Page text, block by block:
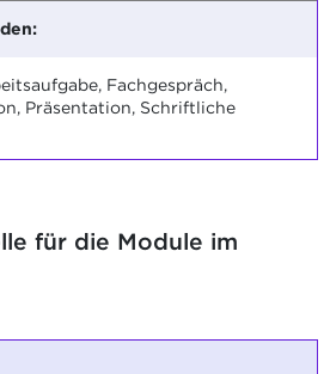
Fachgespräch,
Präsentation, Schriftliche
für die Module im